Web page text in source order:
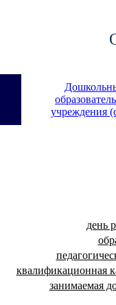
учреждения
день
квалификационная
занимаемая